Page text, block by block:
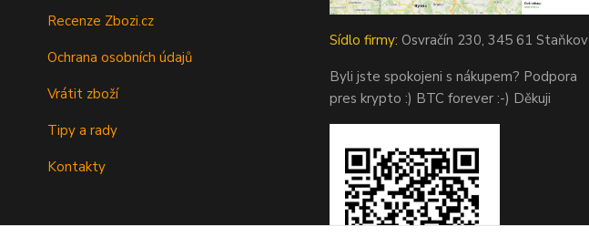
Recenze Zbozi.cz
Ochrana osobních údajů
Vrátit zboží
Tipy a rady
Kontakty
Sídlo firmy: Osvračín 230, 345 61 Staňkov
Byli jste spokojeni s nákupem? Podpora
pres krypto :) BTC forever :-) Děkuji